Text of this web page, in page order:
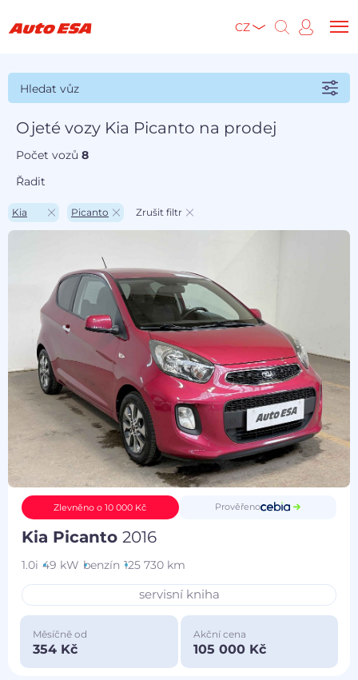
CZ
Hledat vůz
Ojeté vozy Kia Picanto na prodej
Počet vozů8
Řadit
Kia Picanto Zrušit filtr
Zlevněno o 10 000 Kč Prověřeno
Kia Picanto2016
1.0i 49 kW benzín 125 730 km
servisní kniha
Měsíčně od
354 Kč
Akční cena
105 000 Kč